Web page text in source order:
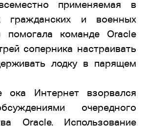
применяемая в
гражданских и военных
помогала команде Oracle
соперника настраивать
лодку в парящем
ока Интернет взорвался
очередного
Oracle. Использование